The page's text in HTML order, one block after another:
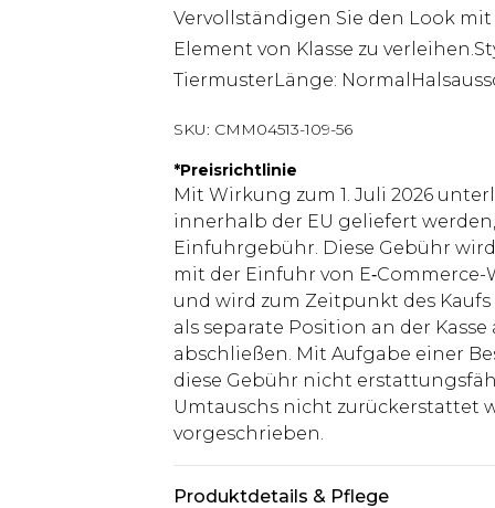
Vervollständigen Sie den Look
Element von Klasse zu
TiermusterLänge:
SKU: CMM04513-109-56
*Preisrichtlinie
Mit Wirkung zum 1. Juli 2026
innerhalb der EU geliefert
Einfuhrgebühr. Diese Gebühr
mit der Einfuhr von
und wird zum Zeitpunkt des
als separate Position an der
abschließen. Mit Aufgabe einer
diese Gebühr nicht
Umtauschs nicht zurückerstattet
vorgeschrieben.
Produktdetails & Pflege